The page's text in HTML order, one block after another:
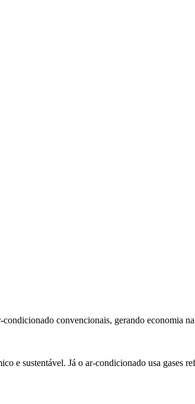
convencionais, gerando economia
e sustentável. Já o ar-condicionado usa gases